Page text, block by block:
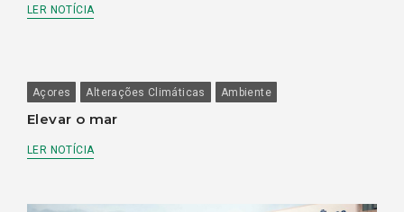
LER NOTÍCIA
Açores Alterações Climáticas Ambiente
Elevar o mar
LER NOTÍCIA